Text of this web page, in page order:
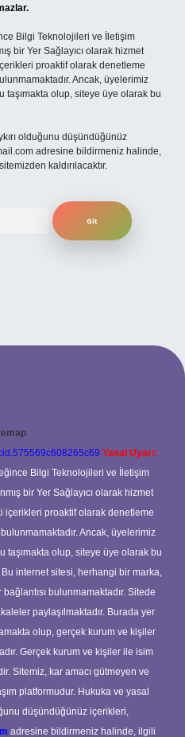
Bilgi Teknolojileri ve İletişim
bir Yer Sağlayıcı olarak hizmet
proaktif olarak denetleme
Ancak, üyelerimiz
taşımakta olup, siteye üye olarak bu
olduğunu düşündüğünüz
adresine bildirmeniz halinde,
kaldırılacaktır.
Yasal Uyarı:
Bilgi Teknolojileri ve İletişim
bir Yer Sağlayıcı olarak hizmet
içerikleri proaktif olarak denetleme
Ancak, üyelerimiz
taşımakta olup, siteye üye olarak bu
internet sitesi, herhangi bir marka,
bulunmamaktadır. Sitede
paylaşılmaktadır. Burada yer
olup, gerçek kurum ve kişiler
Gerçek kurum ve kişiler ile isim
Sitemiz, kar amacı gütmeyen ve
platformudur. Hukuka ve yasal
düşündüğünüz içerikleri,
adresine bildirmeniz halinde, ilgili